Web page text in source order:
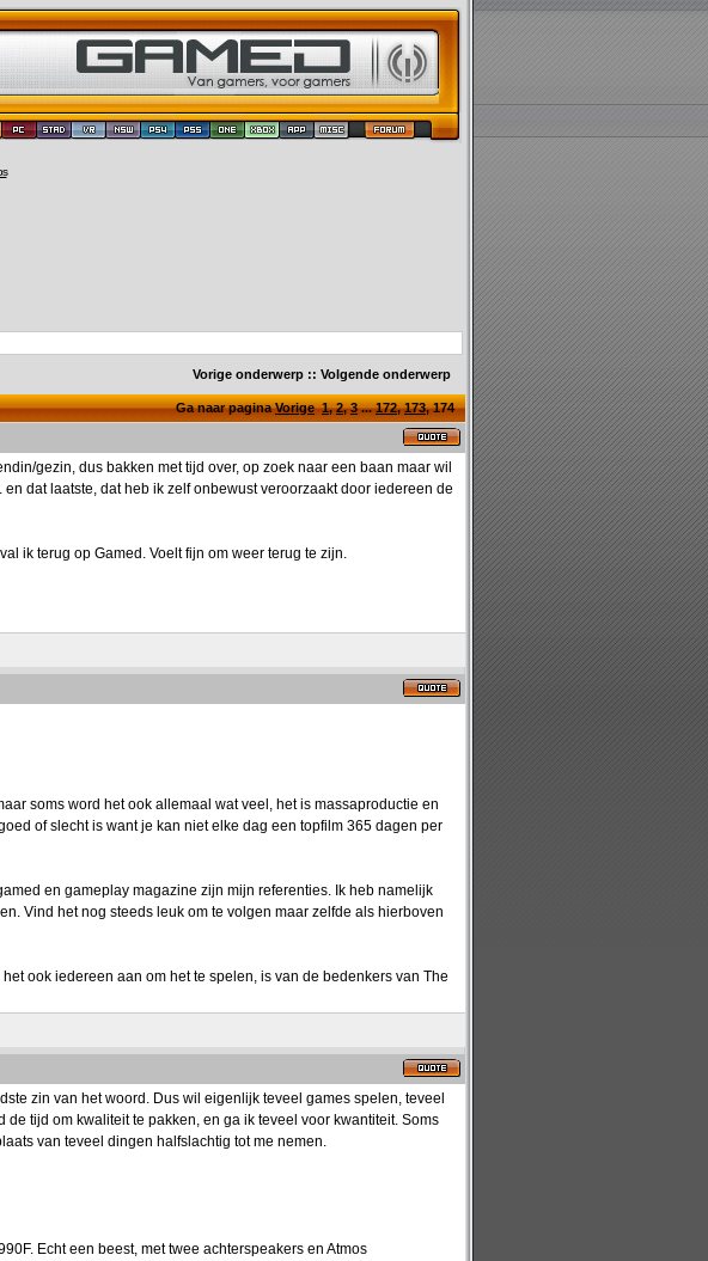
Vorige onderwerp :: Volgende onderwerp
Ga naar paginaVorige 1,2,3...172,173,174
gezin, dus bakken met tijd over, op zoek naar een baan maar wil
dat laatste, dat heb ik zelf onbewust veroorzaakt door iedereen de
ik terug op Gamed. Voelt fijn om weer terug te zijn.
soms word het ook allemaal wat veel, het is massaproductie en
of slecht is want je kan niet elke dag een topfilm 365 dagen per
en gameplay magazine zijn mijn referenties. Ik heb namelijk
Vind het nog steeds leuk om te volgen maar zelfde als hierboven
ook iedereen aan om het te spelen, is van de bedenkers van The
zin van het woord. Dus wil eigenlijk teveel games spelen, teveel
tijd om kwaliteit te pakken, en ga ik teveel voor kwantiteit. Soms
van teveel dingen halfslachtig tot me nemen.
Echt een beest, met twee achterspeakers en Atmos